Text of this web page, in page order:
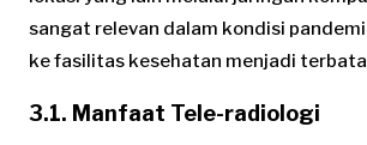
sangat relevan dalam kondisi
ke fasilitas kesehatan menjadi
3.1. Manfaat Tele-radiologi